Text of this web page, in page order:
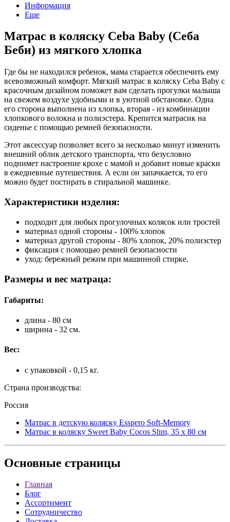
Информация
Еще
Матрас в коляску Ceba Baby (Себа
Беби) из мягкого хлопка
Где бы не находился ребенок, мама старается обеспечить ему
всевозможный комфорт. Мягкий матрас в коляску Ceba Baby с
красочным дизайном поможет вам сделать прогулки малыша
на свежем воздухе удобными и в уютной обстановке. Одна
его сторона выполнена из хлопка, вторая - из комбинации
хлопкового волокна и полиэстера. Крепится матрасик на
сиденье с помощью ремней безопасности.
Этот аксессуар позволяет всего за несколько минут изменить
внешний облик детского транспорта, что безусловно
поднимет настроение крохе с мамой и добавит новые краски
в ежедневные путешествия. А если он запачкается, то его
можно будет постирать в стиральной машинке.
Характеристики изделия:
подходит для любых прогулочных колясок или тростей
материал одной стороны - 100% хлопок
материал другой стороны - 80% хлопок, 20% полиэстер
фиксация с помощью ремней безопасности
уход: бережный режим при машинной стирке.
Размеры и вес матраца:
Габариты:
длина - 80 см
ширина - 32 см.
Вес:
с упаковкой - 0,15 кг.
Страна производства:
Россия
Матрас в детскую коляску Esspero Soft-Memory
Матрас в коляску Sweet Baby Cocos Slim, 35 x 80 см
Основные страницы
Главная
Блог
Ассортимент
Сотрудничество